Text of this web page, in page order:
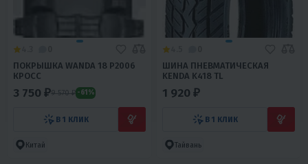
ПОКРЫШКА WANDA 18 Р2006
КРОСС
3 750 ₽9 570 ₽ -61%
В 1 КЛИК
Китай
ШИНА ПНЕВМАТИЧЕСКАЯ
KENDA K418 TL
1 920 ₽
В 1 КЛИК
Тайвань